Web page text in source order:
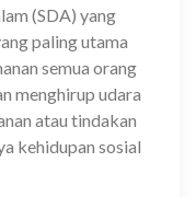
(SDA) yang
paling utama
semua orang
menghirup udara
atau tindakan
kehidupan sosial